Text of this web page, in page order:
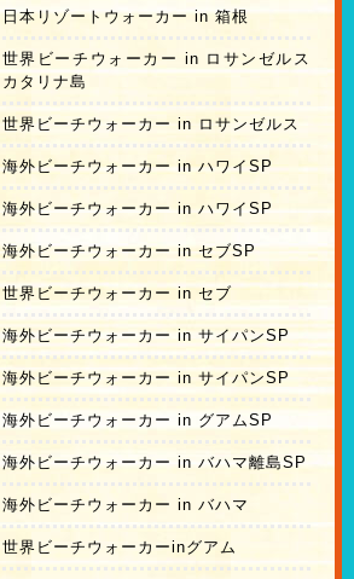
日本リゾートウォーカー in 箱根
世界ビーチウォーカー in ロサンゼルス
カタリナ島
世界ビーチウォーカー in ロサンゼルス
海外ビーチウォーカー in ハワイSP
海外ビーチウォーカー in ハワイSP
海外ビーチウォーカー in セブSP
世界ビーチウォーカー in セブ
海外ビーチウォーカー in サイパンSP
海外ビーチウォーカー in サイパンSP
海外ビーチウォーカー in グアムSP
海外ビーチウォーカー in バハマ離島SP
海外ビーチウォーカー in バハマ
世界ビーチウォーカーinグアム